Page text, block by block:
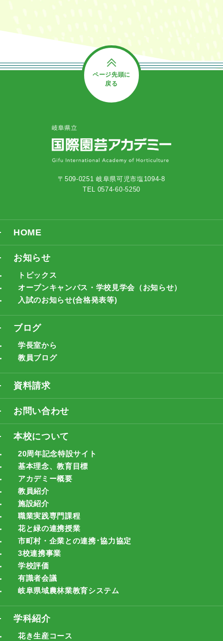
ページ先頭に
戻る
〒509-0251 岐阜県可児市塩1094-8
TEL 0574-60-5250
HOME
お知らせ
トピックス
オープンキャンパス・学校見学会（お知らせ）
入試のお知らせ(合格発表等)
ブログ
学長室から
教員ブログ
資料請求
お問い合わせ
本校について
20周年記念特設サイト
基本理念、教育目標
アカデミー概要
教員紹介
施設紹介
職業実践専門課程
花と緑の連携授業
市町村・企業との連携･協力協定
3校連携事業
学校評価
有識者会議
岐阜県域農林業教育システム
学科紹介
花き生産コース